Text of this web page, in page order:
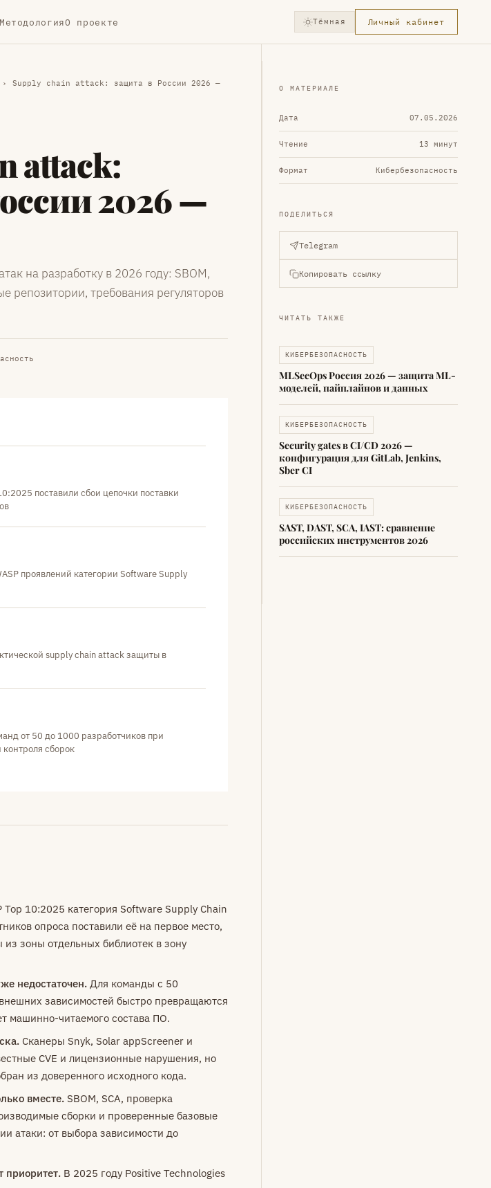
МетодологияО проекте Тёмная Личный кабинет
›
Supply chain attack: защита в России 2026 —
attack:
2026 —
на разработку в 2026 году: SBOM,
репозитории, требования регуляторов
поставили сбои цепочки поставки
проявлений категории Software Supply
supply chain attack защиты в
от 50 до 1000 разработчиков при
сборок
Top 10:2025 категория Software Supply Chain
опроса поставили её на первое место,
зоны отдельных библиотек в зону
недостаточен. Для команды с 50
зависимостей быстро превращаются
машинно-читаемого состава ПО.
Сканеры Snyk, Solar appScreener и
CVE и лицензионные нарушения, но
из доверенного исходного кода.
вместе. SBOM, SCA, проверка
сборки и проверенные базовые
атаки: от выбора зависимости до
приоритет. В 2025 году Positive Technologies
О МАТЕРИАЛЕ
Дата 07.05.2026
Чтение 13 минут
Формат Кибербезопасность
ПОДЕЛИТЬСЯ
Telegram
Копировать ссылку
ЧИТАТЬ ТАКЖЕ
КИБЕРБЕЗОПАСНОСТЬ
MLSecOps Россия 2026 — защита ML-
моделей, пайплайнов и данных
КИБЕРБЕЗОПАСНОСТЬ
Security gates в CI/CD 2026 —
конфигурация для GitLab, Jenkins,
Sber CI
КИБЕРБЕЗОПАСНОСТЬ
SAST, DAST, SCA, IAST: сравнение
российских инструментов 2026